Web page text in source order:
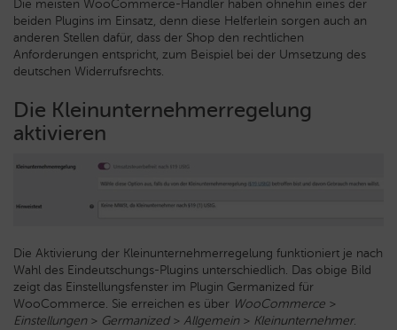
Die meisten WooCommerce-Händler haben ohnehin eines der
beiden Plugins im Einsatz, denn diese Helferlein sorgen auch an
anderen Stellen dafür, dass der Shop den rechtlichen
Anforderungen entspricht, zum Beispiel bei der Umsetzung des
deutschen Widerrufsrechts.
Die Kleinunternehmerregelung
aktivieren
Die Aktivierung der Kleinunternehmerregelung funktioniert je nach
Wahl des Eindeutschungs-Plugins unterschiedlich. Das obige Bild
zeigt das Einstellungsfenster im Plugin Germanized für
WooCommerce. Sie erreichen es über WooCommerce >
Einstellungen> Germanized> Allgemein> Kleinunternehmer.